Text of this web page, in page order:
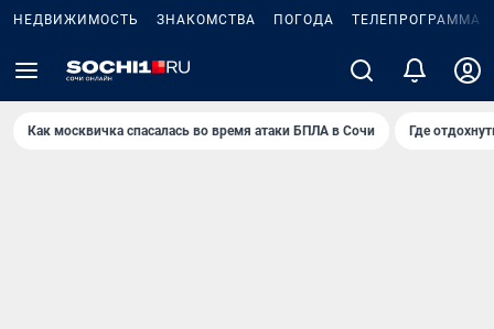
НЕДВИЖИМОСТЬ ЗНАКОМСТВА ПОГОДА ТЕЛЕПРОГРАММА
Как москвичка спасалась во время атаки БПЛА в Сочи Где